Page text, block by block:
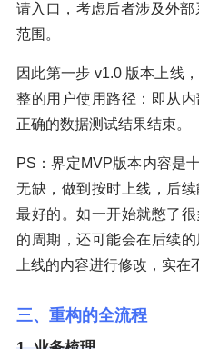
请入口，考虑后者涉及外
范围。
因此第一步 v1.0 版本上线
整的用户使用路径：即从
正确的数据测试结果结束。
PS：界定MVP版本内容是
无缺，做到按时上线，后
最好的。如一开始就憋了
的周期，还可能会在后续
上线的内容进行修改，实在
三、重构的全流程